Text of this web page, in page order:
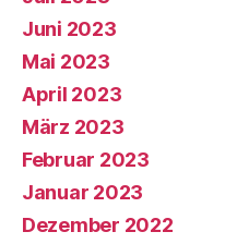
Juni 2023
Mai 2023
April 2023
März 2023
Februar 2023
Januar 2023
Dezember 2022